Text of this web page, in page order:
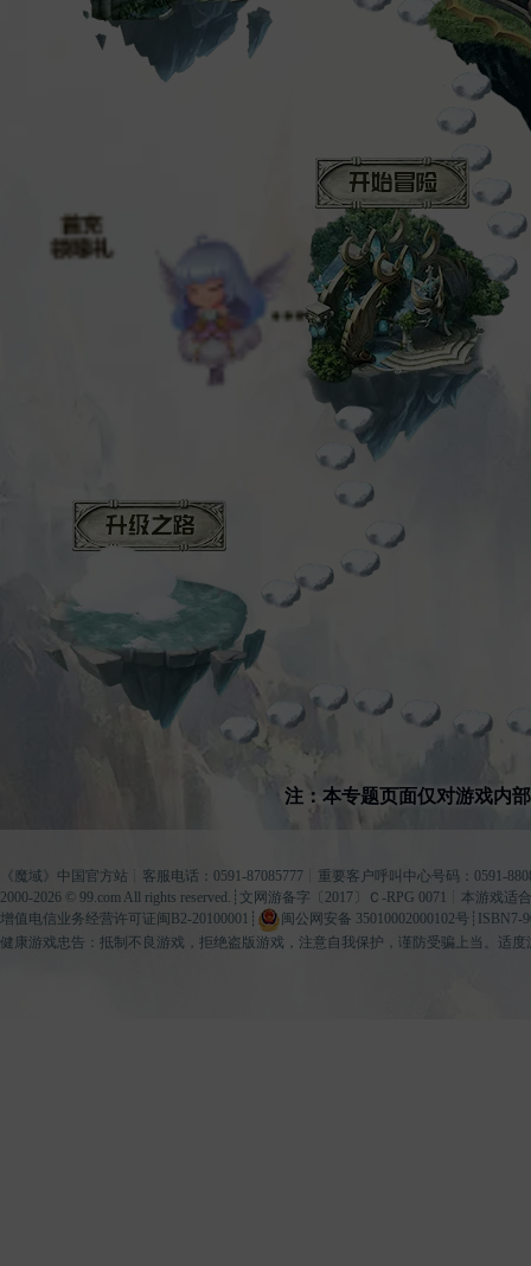
选择职业
注：本专题页面仅对游戏内
《 魔域 》中国官方站┊客服电话：0591-87085777┊重要客户呼叫中心号码：0591-
2000-2026 © 99.com All rights reserved.┊ 文网游备字〔2017〕Ｃ-RPG 0071
┊本游戏适
增值电信业务经营许可证闽B2-20100001 ┊ 闽公网安备 35010002000102号 ┊ISBN7-
健康游戏忠告：抵制不良游戏，拒绝盗版游戏，注意自我保护，谨防受骗上当。适